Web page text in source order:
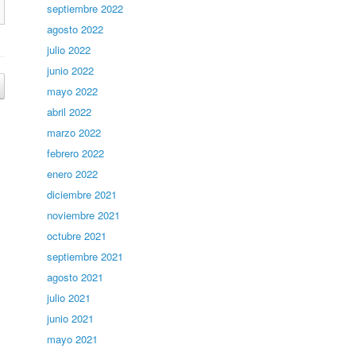
septiembre 2022
agosto 2022
julio 2022
junio 2022
mayo 2022
abril 2022
marzo 2022
febrero 2022
enero 2022
diciembre 2021
noviembre 2021
octubre 2021
septiembre 2021
agosto 2021
julio 2021
junio 2021
mayo 2021